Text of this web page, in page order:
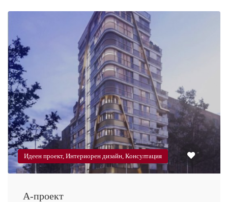
Идеен проект, Интериорен дизайн, Консултация
А-проект
Вземи още сега!